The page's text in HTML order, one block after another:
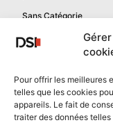
Pour offrir les meilleures
telles que les cookies
appareils. Le fait de
traiter des données
Sans Catégorie
Mentions
Politique de